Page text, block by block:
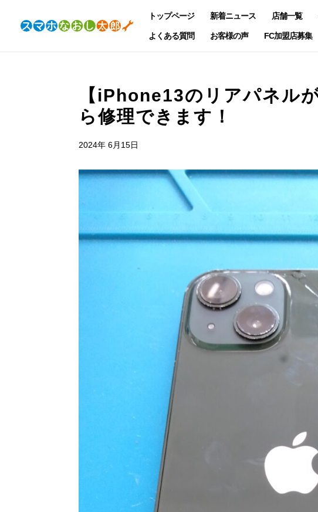
トップページ 新着ニュース 店舗一覧
よくある質問 お客様の声 FC加盟店募集
【iPhone13のリアパネル
ら修理できます！
2024年 6月15日